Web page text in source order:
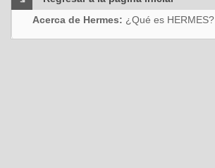
Acerca de Hermes: ¿Qué es HERMES?